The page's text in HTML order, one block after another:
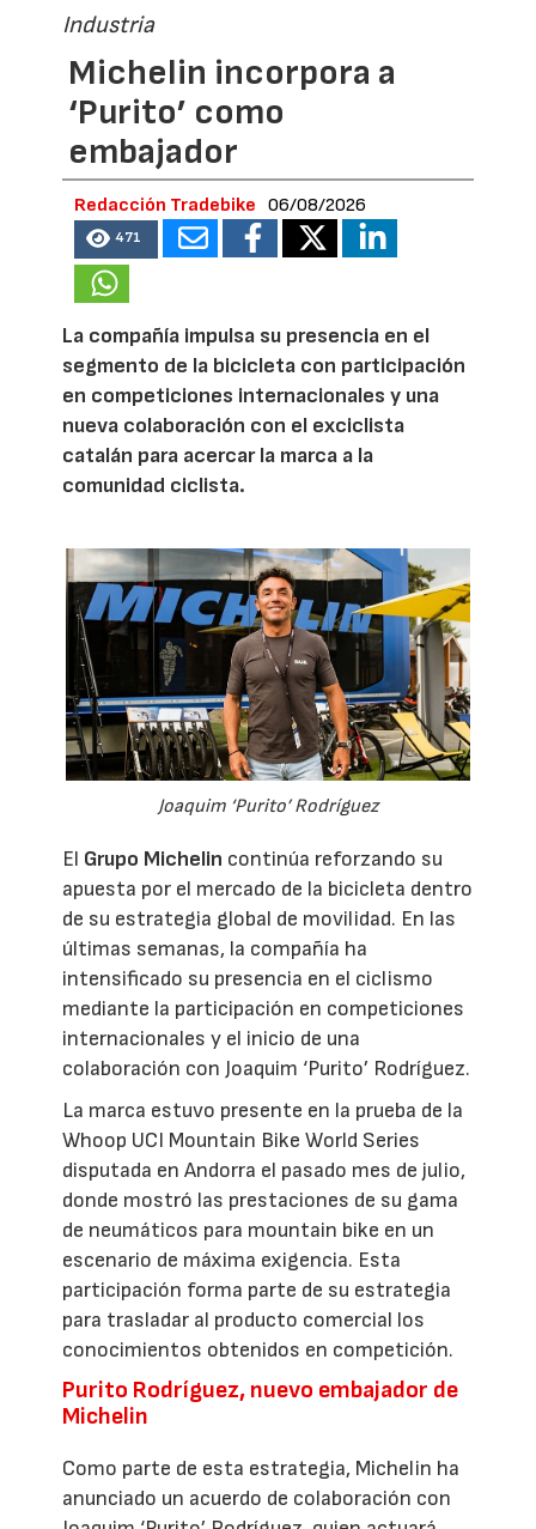
Industria
Michelin incorpora a
‘Purito’ como
embajador
Redacción Tradebike 06/08/2026
471
La compañía impulsa su presencia en el
segmento de la bicicleta con participación
en competiciones internacionales y una
nueva colaboración con el exciclista
catalán para acercar la marca a la
comunidad ciclista.
Joaquim ‘Purito’ Rodríguez
El Grupo Michelin continúa reforzando su
apuesta por el mercado de la bicicleta dentro
de su estrategia global de movilidad. En las
últimas semanas, la compañía ha
intensificado su presencia en el ciclismo
mediante la participación en competiciones
internacionales y el inicio de una
colaboración con Joaquim ‘Purito’ Rodríguez.
La marca estuvo presente en la prueba de la
Whoop UCI Mountain Bike World Series
disputada en Andorra el pasado mes de julio,
donde mostró las prestaciones de su gama
de neumáticos para mountain bike en un
escenario de máxima exigencia. Esta
participación forma parte de su estrategia
para trasladar al producto comercial los
conocimientos obtenidos en competición.
Purito Rodríguez, nuevo embajador de
Michelin
Como parte de esta estrategia, Michelin ha
anunciado un acuerdo de colaboración con